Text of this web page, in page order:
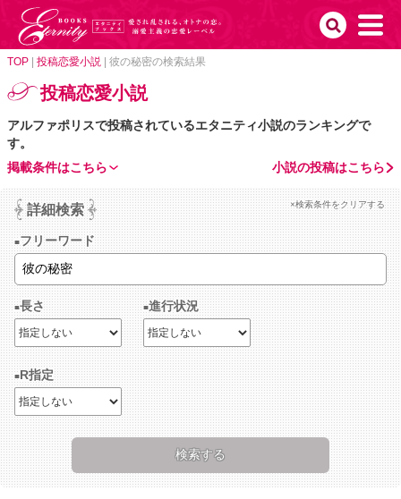
TOP 投稿恋愛小説 彼の秘密の検索結果
投稿恋愛小説
アルファポリスで投稿されているエタニティ小説のランキングで
す。
小説の投稿はこちら
掲載条件はこちら
詳細検索 ×検索条件をクリアする
フリーワード
長さ 進行状況
R指定